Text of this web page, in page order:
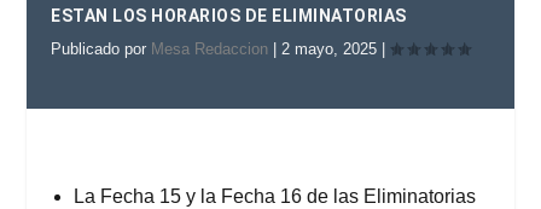
ESTAN LOS HORARIOS DE ELIMINATORIAS
Publicado por Mesa Redaccion |2 mayo, 2025
La Fecha 15 y la Fecha 16 de las Eliminatorias